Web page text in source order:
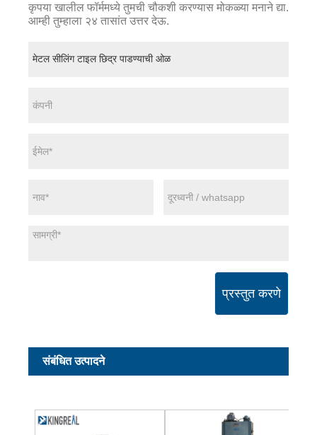
कृपया खालील फॉर्ममध्ये तुमची चौकशी करण्यास मोकळ्या मनाने द्या.
आम्ही तुम्हाला २४ तासांत उत्तर देऊ.
प्रस्तुत करणे
संबंधित उत्पादने